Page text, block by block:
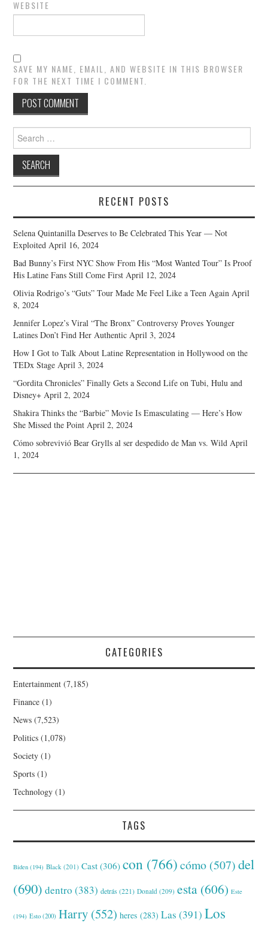
WEBSITE
SAVE MY NAME, EMAIL, AND WEBSITE IN THIS BROWSER
FOR THE NEXT TIME I COMMENT.
Search
for:
RECENT POSTS
Selena Quintanilla Deserves to Be Celebrated This Year — Not
Exploited April 16, 2024
Bad Bunny’s First NYC Show From His “Most Wanted Tour” Is Proof
His Latine Fans Still Come First April 12, 2024
Olivia Rodrigo’s “Guts” Tour Made Me Feel Like a Teen Again April
8, 2024
Jennifer Lopez’s Viral “The Bronx” Controversy Proves Younger
Latines Don’t Find Her Authentic April 3, 2024
How I Got to Talk About Latine Representation in Hollywood on the
TEDx Stage April 3, 2024
“Gordita Chronicles” Finally Gets a Second Life on Tubi, Hulu and
Disney+ April 2, 2024
Shakira Thinks the “Barbie” Movie Is Emasculating — Here’s How
She Missed the Point April 2, 2024
Cómo sobrevivió Bear Grylls al ser despedido de Man vs. Wild April
1, 2024
CATEGORIES
Entertainment (7,185)
Finance (1)
News (7,523)
Politics (1,078)
Society (1)
Sports (1)
Technology (1)
TAGS
Biden (194) Black (201) Cast (306) con (766) cómo (507) del
(690) dentro (383) detrás (221) Donald (209) esta (606) Este
(194) Esto (200) Harry (552) heres (283) Las (391) Los